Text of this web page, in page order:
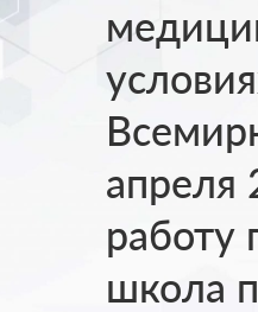
апреля
работу
школа